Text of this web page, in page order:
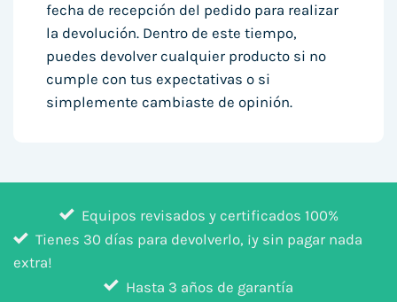
fecha de recepción del pedido para realizar
la devolución. Dentro de este tiempo,
puedes devolver cualquier producto si no
cumple con tus expectativas o si
simplemente cambiaste de opinión.
Equipos revisados y certificados 100%
Tienes 30 días para devolverlo, ¡y sin pagar nada
extra!
Hasta 3 años de garantía